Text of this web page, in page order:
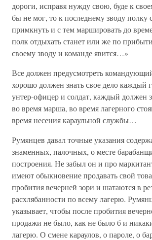
дороги, исправя нужду свою, буде к
бы не мог, то к последнему зводу полку
примкнуть и с тем маршировать до
полк отдыхать станет или же по
своему зводу и команде явится…»
Все должен предусмотреть
хорошо должен знать свое дело каждый
унтер-офицер и солдат, каждый должен
во время марша, во время лагерного
время несения караульной службы…
Румянцев давал точные указания
знаменных, палочных, о месте
построения. Не забыл он и про
имеют обыкновение продавать свой
пробития вечерней зори и шатаются в
расхлябанности по всему лагерю.
указывает, чтобы после пробития
продажи не было, как не было б и
лагерю. О смене караулов, о пароле, о